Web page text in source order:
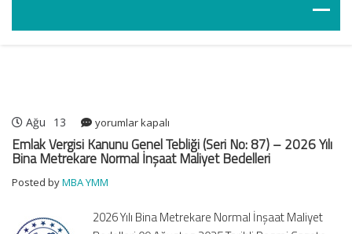
Ağu 13
Emlak
Vergisi
Kanunu
Tebliği
No:
yorumlar kapalı
Emlak Vergisi Kanunu Genel Tebliği (Seri No: 87) – 2026 Yılı
Bina Metrekare Normal İnşaat Maliyet Bedelleri
Posted byMBA YMM
2026 Yılı Bina Metrekare Normal İnşaat Maliyet